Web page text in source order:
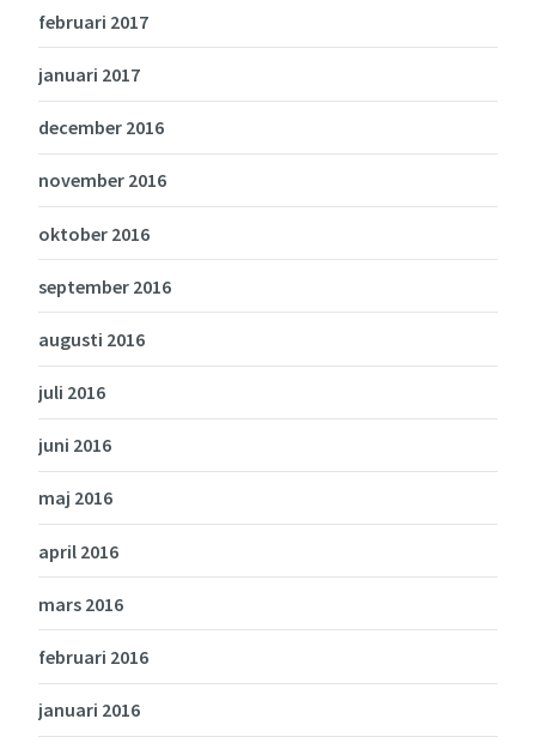
februari 2017
januari 2017
december 2016
november 2016
oktober 2016
september 2016
augusti 2016
juli 2016
juni 2016
maj 2016
april 2016
mars 2016
februari 2016
januari 2016